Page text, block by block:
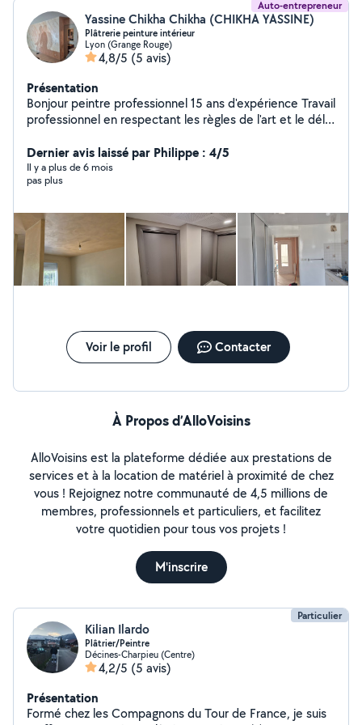
Auto-entrepreneur
Yassine Chikha Chikha (CHIKHA YASSINE)
Plâtrerie peinture intérieur
Lyon (Grange Rouge)
4,8/5 (5 avis)
Présentation
Bonjour peintre professionnel 15 ans d'expérience Travail
professionnel en respectant les règles de l'art et le délai
Dernier avis laissé par Philippe : 4/5
Il y a plus de 6 mois
pas plus
Voir le profil Contacter
À Propos d’AlloVoisins
AlloVoisins est la plateforme dédiée aux prestations de
services et à la location de matériel à proximité de chez
vous ! Rejoignez notre communauté de 4,5 millions de
membres, professionnels et particuliers, et facilitez
votre quotidien pour tous vos projets !
M'inscrire
Particulier
Kilian Ilardo
Plâtrier/Peintre
Décines-Charpieu (Centre)
4,2/5 (5 avis)
Présentation
Formé chez les Compagnons du Tour de France, je suis